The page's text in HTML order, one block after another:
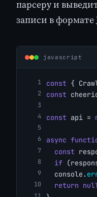
парсеру и
записи в формате
javascript
const {
const
const api =
async
const
if
  console.
return